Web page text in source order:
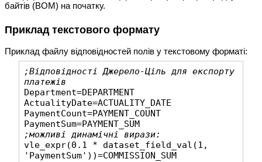
байтів (BOM) на початку.
Приклад текстового формату
Приклад файлу відповідностей полів у текстовому форматі:
;Відповідності Джерело-Ціль для експорту
платежів
Department=DEPARTMENT
ActualityDate=ACTUALITY_DATE
PaymentCount=PAYMENT_COUNT
;можливі динамічні вирази:
vle_expr(0.1 * dataset_field_val(1,
'PaymentSum'))=COMMISSION_SUM